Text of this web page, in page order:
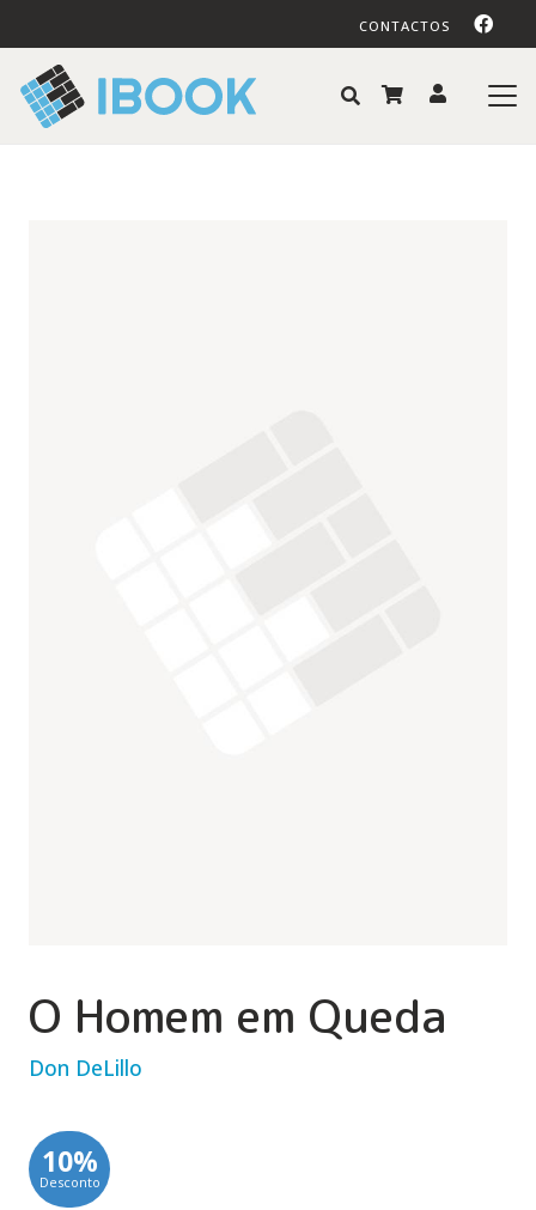
CONTACTOS
O Homem em Queda
Don DeLillo
10%
Desconto